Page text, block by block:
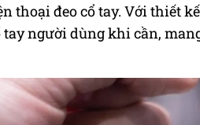
thoại đeo cổ tay. Với thiết kế
tay người dùng khi cần,